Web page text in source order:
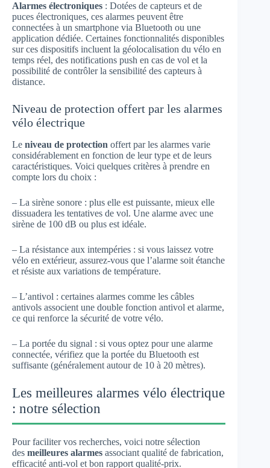
Alarmes électroniques : Dotées de capteurs et de
puces électroniques, ces alarmes peuvent être
connectées à un smartphone via Bluetooth ou une
application dédiée. Certaines fonctionnalités disponibles
sur ces dispositifs incluent la géolocalisation du vélo en
temps réel, des notifications push en cas de vol et la
possibilité de contrôler la sensibilité des capteurs à
distance.
Niveau de protection offert par les alarmes
vélo électrique
Le niveau de protection offert par les alarmes varie
considérablement en fonction de leur type et de leurs
caractéristiques. Voici quelques critères à prendre en
compte lors du choix :
– La sirène sonore : plus elle est puissante, mieux elle
dissuadera les tentatives de vol. Une alarme avec une
sirène de 100 dB ou plus est idéale.
– La résistance aux intempéries : si vous laissez votre
vélo en extérieur, assurez-vous que l’alarme soit étanche
et résiste aux variations de température.
– L’antivol : certaines alarmes comme les câbles
antivols associent une double fonction antivol et alarme,
ce qui renforce la sécurité de votre vélo.
– La portée du signal : si vous optez pour une alarme
connectée, vérifiez que la portée du Bluetooth est
suffisante (généralement autour de 10 à 20 mètres).
Les meilleures alarmes vélo électrique
: notre sélection
Pour faciliter vos recherches, voici notre sélection
des meilleures alarmes associant qualité de fabrication,
efficacité anti-vol et bon rapport qualité-prix.